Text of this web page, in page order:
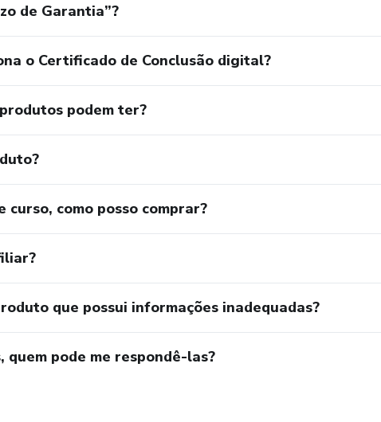
de Garantia”?
o Certificado de Conclusão digital?
podem ter?
como posso comprar?
que possui informações inadequadas?
quem pode me respondê-las?